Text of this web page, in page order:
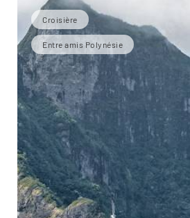
Croisière
Entre amis Polynésie